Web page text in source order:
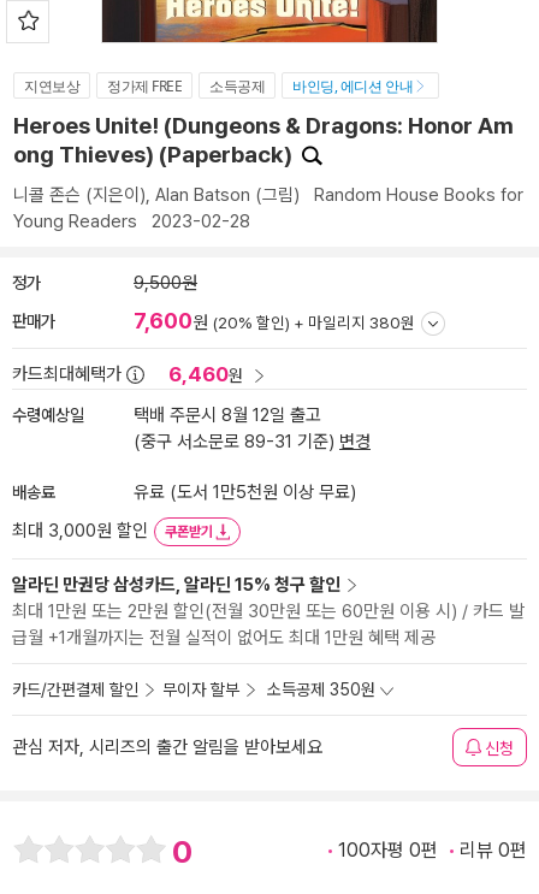
지연보상 정가제 FREE 소득공제 바인딩, 에디션 안내
Heroes Unite! (Dungeons & Dragons: Honor Am
ong Thieves) (Paperback)
니콜 존슨 (지은이), Alan Batson (그림) Random House Books for
Young Readers 2023-02-28
정가 9,500원
판매가 7,600원 (20% 할인) + 마일리지 380원
카드최대혜택가 6,460원
수령예상일
택배 주문시 8월 12일 출고
(중구 서소문로 89-31 기준) 변경
배송료
유료 (도서 1만5천원 이상 무료)
최대 3,000원 할인
쿠폰받기
알라딘 만권당 삼성카드, 알라딘 15% 청구 할인
최대 1만원 또는 2만원 할인(전월 30만원 또는 60만원 이용 시) / 카드 발
급월 +1개월까지는 전월 실적이 없어도 최대 1만원 혜택 제공
카드/간편결제 할인 무이자 할부 소득공제 350원
관심 저자, 시리즈의 출간 알림을 받아보세요 신청
0 100자평 0편 리뷰 0편